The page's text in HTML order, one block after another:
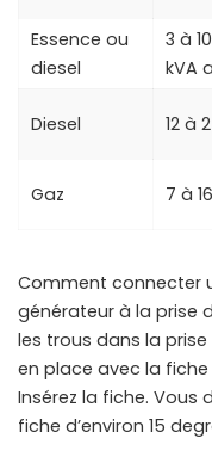
Essence ou
diesel
3 à
kVA
Diesel 12 à
Gaz 7 à
Comment connecter
générateur à la prise
les trous dans la
en place avec la
Insérez la fiche. Vous
fiche d’environ 15